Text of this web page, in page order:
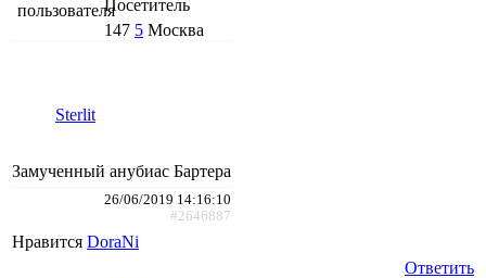
Посетитель
147 5 Москва
Sterlit
Замученный анубиас Бартера
26/06/2019 14:16:10
#2646887
Нравится DoraNi
Ответить